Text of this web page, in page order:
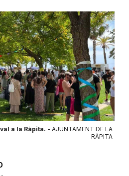
a la Ràpita. - AJUNTAMENT DE LA
RÀPITA